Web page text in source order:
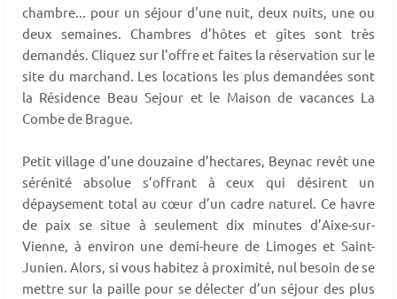
chambre... pour un séjour d'une nuit, deux nuits, une ou
deux semaines. Chambres d'hôtes et gîtes sont très
demandés. Cliquez sur l'offre et faites la réservation sur le
site du marchand. Les locations les plus demandées sont
la Résidence Beau Sejour et le Maison de vacances La
Combe de Brague.
Petit village d’une douzaine d’hectares, Beynac revêt une
sérénité absolue s’offrant à ceux qui désirent un
dépaysement total au cœur d’un cadre naturel. Ce havre
de paix se situe à seulement dix minutes d’Aixe-sur-
Vienne, à environ une demi-heure de Limoges et Saint-
Junien. Alors, si vous habitez à proximité, nul besoin de se
mettre sur la paille pour se délecter d’un séjour des plus